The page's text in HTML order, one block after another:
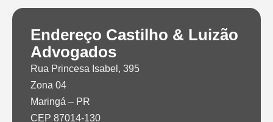
Endereço Castilho & Luizão
Advogados
Rua Princesa Isabel, 395
Zona 04
Maringá – PR
CEP 87014-130